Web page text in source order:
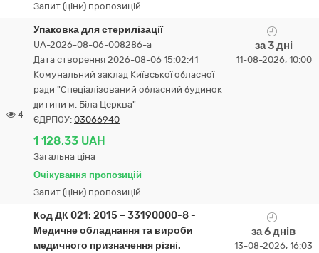
Запит (ціни) пропозицій
4
Упаковка для стерилізації
UA-2026-08-06-008286-a
Дата створення 2026-08-06 15:02:41
Комунальний заклад Київської обласної
ради "Спеціалізований обласний будинок
дитини м. Біла Церква"
ЄДРПОУ: 03066940
1 128,33 UAH
Загальна ціна
Очікування пропозицій
Запит (ціни) пропозицій
за 3 дні
11-08-2026, 10:00
Код ДК 021: 2015 – 33190000-8 -
Медичне обладнання та вироби
медичного призначення різні.
за 6 днів
13-08-2026, 16:03